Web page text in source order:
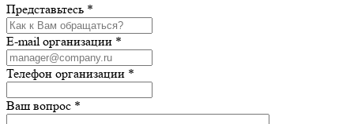
Представьтесь *
E-mail организации *
Телефон организации *
Ваш вопрос *